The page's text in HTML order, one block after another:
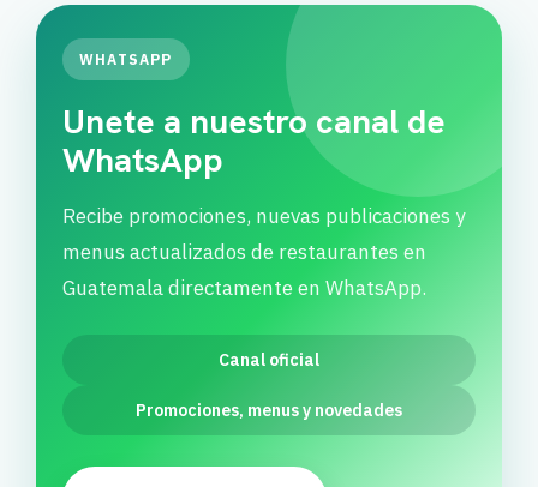
WHATSAPP
Unete a nuestro canal de
WhatsApp
Recibe promociones, nuevas publicaciones y
menus actualizados de restaurantes en
Guatemala directamente en WhatsApp.
Canal oficial
Promociones, menus y novedades